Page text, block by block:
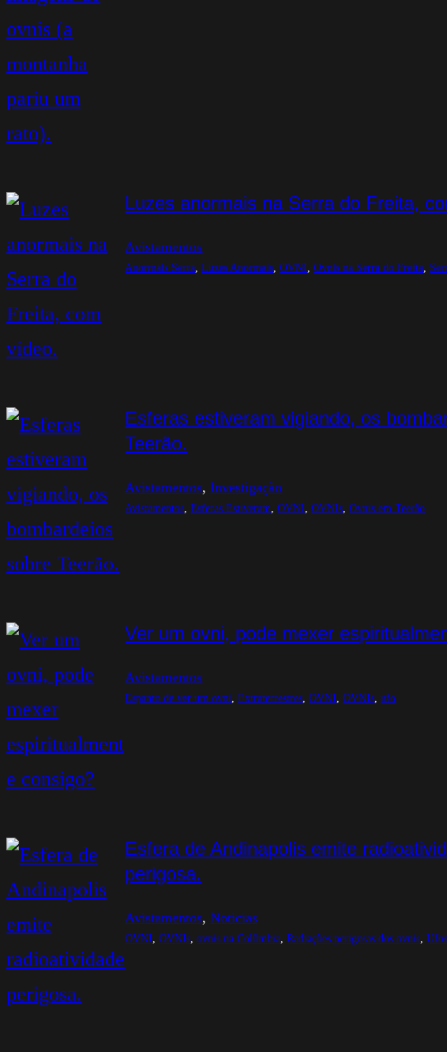
Luzes anormais na Serra do Freita,
Avistamentos
Anormais Serra, Luzes Anormais, OVNI, Ovnis na Serra do Freita,
Esferas estiveram vigiando, os
Teerão.
Avistamentos, Investigação
Avistamentos, Esferas Estiveram, OVNI, OVNIs, Ovnis em Teerão
Ver um ovni, pode mexer
Avistamentos
Espanto de ver um ovni, Extraterrestres, OVNI, OVNIs, ufo
Esfera de Andinapolis emite
perigosa.
Avistamentos, Noticias
OVNI, OVNIs, ovnis na Colômbia, Radiações perigosas dos ovnis,